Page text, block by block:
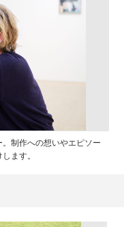
制作への想いやエピソー
ます。